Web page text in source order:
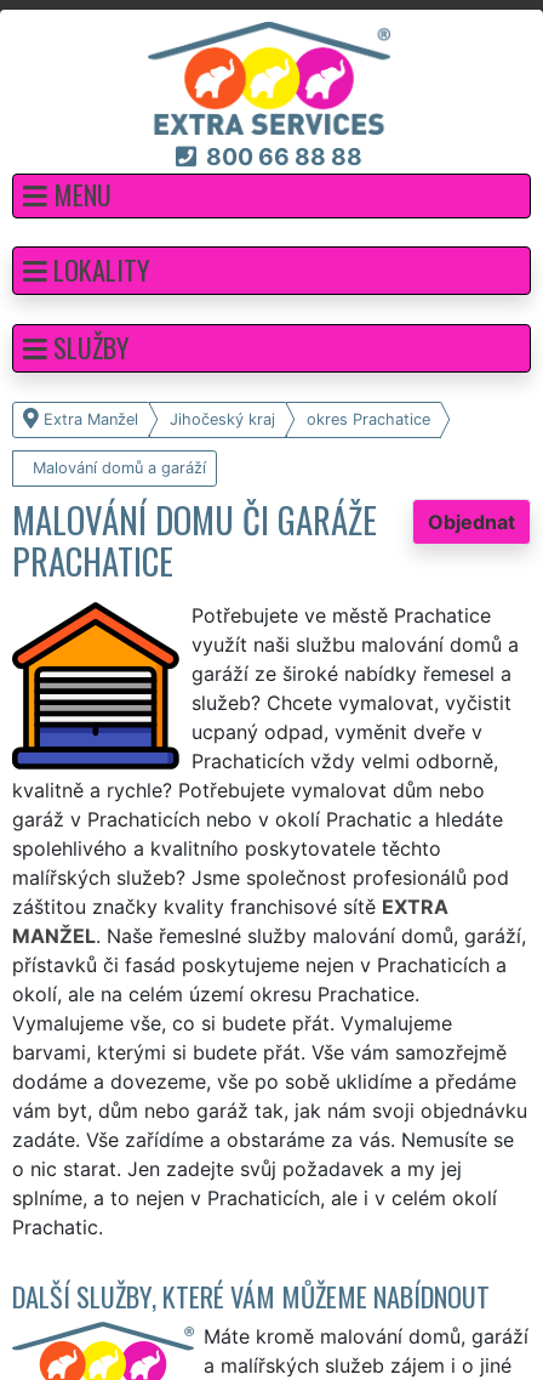
800 66 88 88
MENU
Extra Manžel Jihočeský kraj okres Prachatice
Malování domů a garáží
Objednat
MALOVÁNÍ DOMU ČI GARÁŽE
PRACHATICE
Potřebujete ve městě Prachatice
využít naši službu malování domů a
garáží ze široké nabídky řemesel a
služeb? Chcete vymalovat, vyčistit
ucpaný odpad, vyměnit dveře v
Prachaticích vždy velmi odborně,
kvalitně a rychle? Potřebujete vymalovat dům nebo
garáž v Prachaticích nebo v okolí Prachatic a hledáte
spolehlivého a kvalitního poskytovatele těchto
malířských služeb? Jsme společnost profesionálů pod
záštitou značky kvality franchisové sítě EXTRA
MANŽEL. Naše řemeslné služby malování domů, garáží,
přístavků či fasád poskytujeme nejen v Prachaticích a
okolí, ale na celém území okresu Prachatice.
Vymalujeme vše, co si budete přát. Vymalujeme
barvami, kterými si budete přát. Vše vám samozřejmě
dodáme a dovezeme, vše po sobě uklidíme a předáme
vám byt, dům nebo garáž tak, jak nám svoji objednávku
zadáte. Vše zařídíme a obstaráme za vás. Nemusíte se
o nic starat. Jen zadejte svůj požadavek a my jej
splníme, a to nejen v Prachaticích, ale i v celém okolí
Prachatic.
DALŠÍ SLUŽBY, KTERÉ VÁM MŮŽEME NABÍDNOUT
Máte kromě malování domů, garáží
a malířských služeb zájem i o jiné
LOKALITY
SLUŽBY